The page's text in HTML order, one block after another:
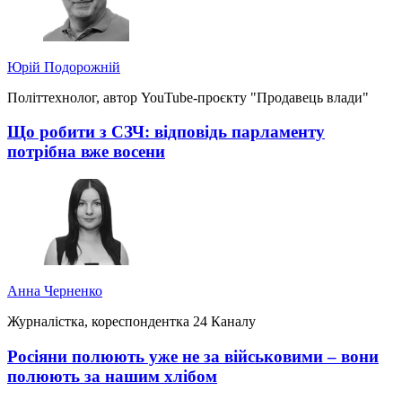
Юрій Подорожній
Політтехнолог, автор YouTube-проєкту "Продавець влади"
Що робити з СЗЧ: відповідь парламенту
потрібна вже восени
Анна Черненко
Журналістка, кореспондентка 24 Каналу
Росіяни полюють уже не за військовими – вони
полюють за нашим хлібом